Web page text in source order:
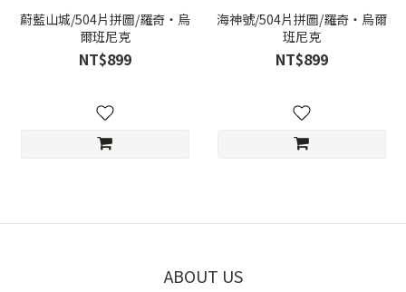
蔚藍山城/504片拼圖/羅奇‧烏
爾班尼克
NT$899
海神號/504片拼圖/羅奇‧烏爾
班尼克
NT$899
ABOUT US